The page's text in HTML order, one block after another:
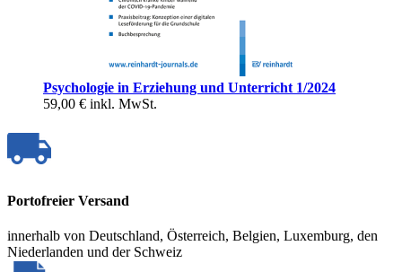
Psychologie in Erziehung und Unterricht 1/2024
59,00 € inkl. MwSt.
Portofreier Versand
innerhalb von Deutschland, Österreich, Belgien, Luxemburg, den
Niederlanden und der Schweiz